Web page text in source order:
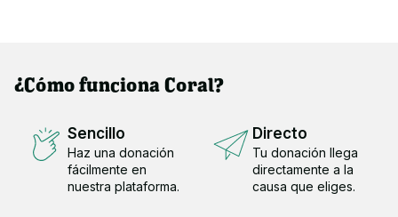
¿Cómo funciona Coral?
Sencillo
Haz una donación
fácilmente en
nuestra plataforma.
Directo
Tu donación llega
directamente a la
causa que eliges.